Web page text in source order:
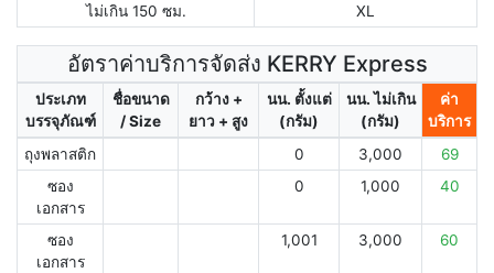
ไม่เกิน 150 ซม.
XL
อัตราค่าบริการจัดส่ง KERRY Express
ประเภท
บรรจุภัณฑ์
ชื่อขนาด
/ Size
กว้าง +
ยาว + สูง
นน. ตั้งแต่
(กรัม)
นน. ไม่เกิน
(กรัม)
ค่า
บริการ
ถุงพลาสติก
0 3,000
69
ซอง
เอกสาร
0 1,000 40
ซอง
เอกสาร
1,001 3,000 60